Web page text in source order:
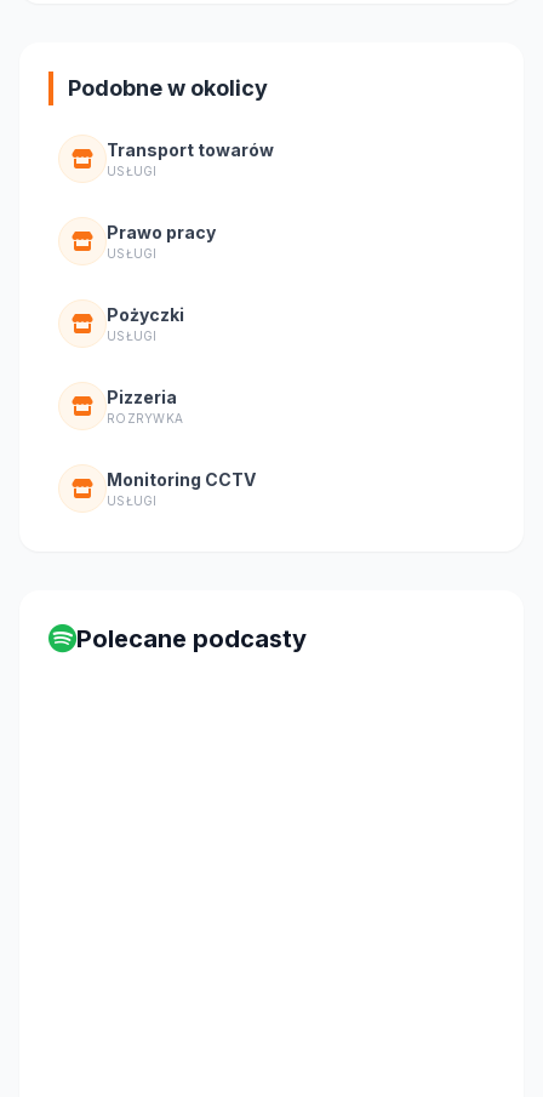
Podobne w okolicy
Transport towarów
USŁUGI
Prawo pracy
USŁUGI
Pożyczki
USŁUGI
Pizzeria
ROZRYWKA
Monitoring CCTV
USŁUGI
Polecane podcasty